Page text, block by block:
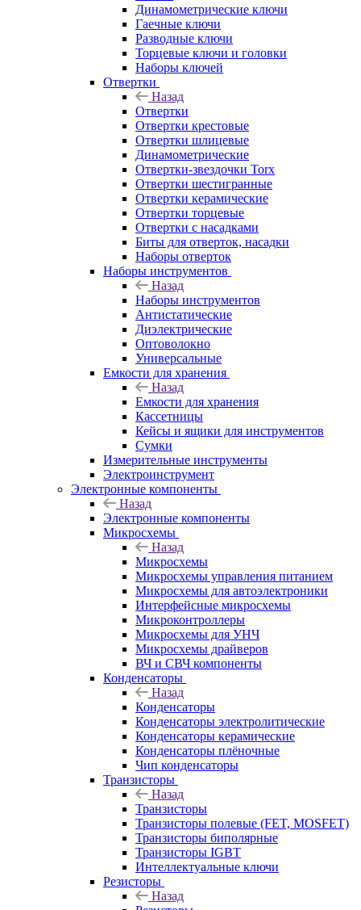
Динамометрические ключи
Гаечные ключи
Разводные ключи
Торцевые ключи и головки
Наборы ключей
Отвертки
Назад
Отвертки
Отвертки крестовые
Отвертки шлицевые
Динамометрические
Отвертки-звездочки Torx
Отвертки шестигранные
Отвертки керамические
Отвертки торцевые
Отвертки с насадками
Биты для отверток, насадки
Наборы отверток
Наборы инструментов
Назад
Наборы инструментов
Антистатические
Диэлектрические
Оптоволокно
Универсальные
Емкости для хранения
Назад
Емкости для хранения
Кассетницы
Кейсы и ящики для инструментов
Сумки
Измерительные инструменты
Электроинструмент
Электронные компоненты
Назад
Электронные компоненты
Микросхемы
Назад
Микросхемы
Микросхемы управления питанием
Микросхемы для автоэлектроники
Интерфейсные микросхемы
Микроконтроллеры
Микросхемы для УНЧ
Микросхемы драйверов
ВЧ и СВЧ компоненты
Конденсаторы
Назад
Конденсаторы
Конденсаторы электролитические
Конденсаторы керамические
Конденсаторы плёночные
Чип конденсаторы
Транзисторы
Назад
Транзисторы
Транзисторы полевые (FET, MOSFET)
Транзисторы биполярные
Транзисторы IGBT
Интеллектуальные ключи
Резисторы
Назад